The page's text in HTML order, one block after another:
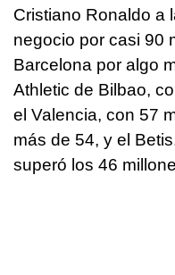
Cristiano Ronaldo a
negocio por casi 90
Barcelona por algo
Athletic de Bilbao,
el Valencia, con 57
más de 54, y el
superó los 46